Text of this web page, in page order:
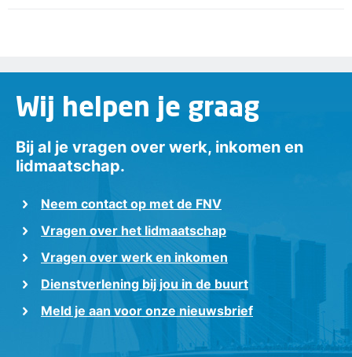
Wij helpen je graag
Bij al je vragen over werk, inkomen en
lidmaatschap.
Neem contact op met de FNV
Vragen over het lidmaatschap
Vragen over werk en inkomen
Dienstverlening bij jou in de buurt
Meld je aan voor onze nieuwsbrief